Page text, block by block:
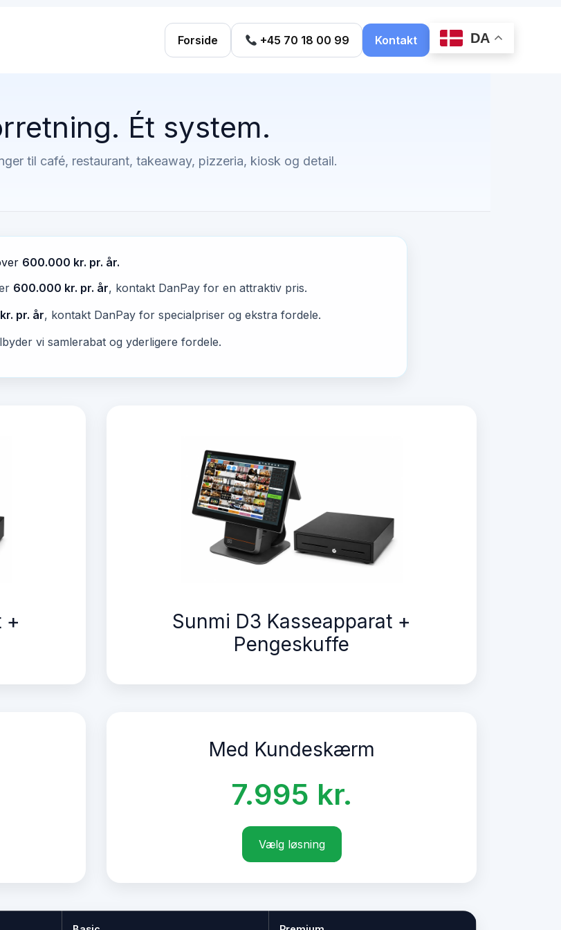
Forside +45 70 18 00 99 Kontakt DA
Ét system.
til café, restaurant, takeaway, pizzeria, kiosk og detail.
600.000 kr. pr. år.
600.000 kr. pr. år, kontakt DanPay for en attraktiv pris.
pr. år, kontakt DanPay for specialpriser og ekstra fordele.
vi samlerabat og yderligere fordele.
+
Sunmi D3 Kasseapparat +
Pengeskuffe
Med Kundeskærm
7.995 kr.
Vælg løsning